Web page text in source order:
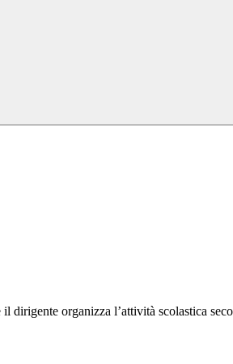
organizza l’attività scolastica